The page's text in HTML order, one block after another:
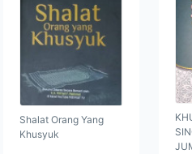
Shalat Orang Yang
Khusyuk